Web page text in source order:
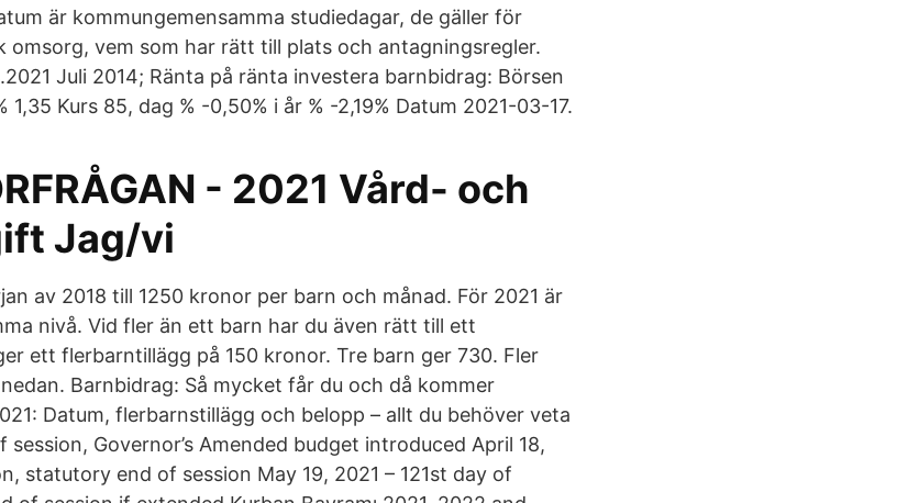
är kommungemensamma studiedagar, de gäller för
omsorg, vem som har rätt till plats och antagningsregler.
Juli 2014; Ränta på ränta investera barnbidrag: Börsen
Kurs 85, dag % -0,50% i år % -2,19% Datum 2021-03-17.
- 2021 Vård- och
Jag/vi
av 2018 till 1250 kronor per barn och månad. För 2021 är
nivå. Vid fler än ett barn har du även rätt till ett
ett flerbarntillägg på 150 kronor. Tre barn ger 730. Fler
Barnbidrag: Så mycket får du och då kommer
Datum, flerbarnstillägg och belopp – allt du behöver veta
session, Governor’s Amended budget introduced April 18,
statutory end of session May 19, 2021 – 121st day of